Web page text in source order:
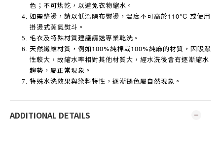
色；不可烘乾，以避免衣物縮水。
如需整燙，請以低溫隔布熨燙，溫度不可高於110°C 或使用
掛燙式蒸氣熨斗。
毛衣及特殊材質建議請送專業乾洗。
天然纖維材質，例如100%純棉或100%純麻的材質，因吸濕
性較大，故縮水率相對其他材質大，經水洗後會有逐漸縮水
趨勢，屬正常現象。
特殊水洗效果與染料特性，逐漸褪色屬自然現象。
ADDITIONAL DETAILS